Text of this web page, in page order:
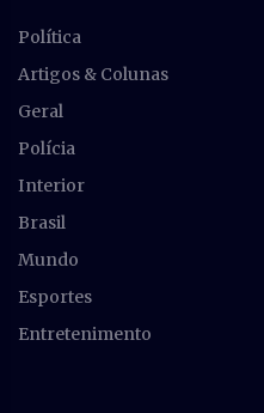
Política
Artigos & Colunas
Geral
Polícia
Interior
Brasil
Mundo
Esportes
Entretenimento